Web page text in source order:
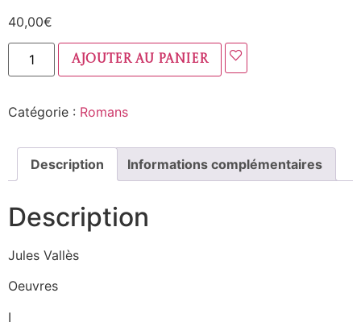
40,00€
Ajouter au panier
Catégorie : Romans
Description Informations complémentaires
Description
Jules Vallès
Oeuvres
I